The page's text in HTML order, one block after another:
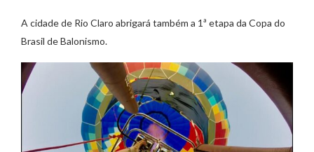
A cidade de Rio Claro abrigará também a 1ª etapa da Copa do
Brasil de Balonismo.